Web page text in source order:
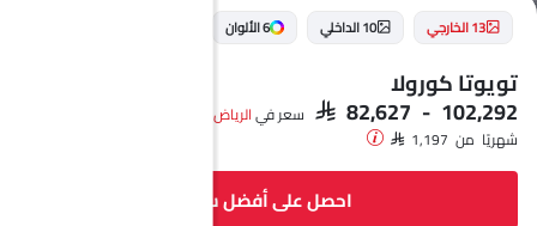
13 الخارجي 10 الداخلي 6 الألوان
تويوتا كورولا
SAR 82,627 - 102,292 سعر فيالرياض‎
شهريًا من SAR 1,197
احصل على أفضل سعر